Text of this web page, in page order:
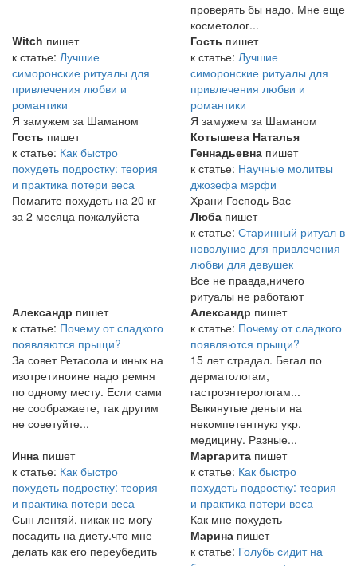
проверять бы надо. Мне еще
косметолог...
Witch пишет
к статье: Лучшие
симоронские ритуалы для
привлечения любви и
романтики
Я замужем за Шаманом
Гость пишет
к статье: Лучшие
симоронские ритуалы для
привлечения любви и
романтики
Я замужем за Шаманом
Гость пишет
к статье: Как быстро
похудеть подростку: теория
и практика потери веса
Помагите похудеть на 20 кг
за 2 месяца пожалуйста
Котышева Наталья
Геннадьевна пишет
к статье: Научные молитвы
джозефа мэрфи
Храни Господь Вас
Люба пишет
к статье: Старинный ритуал в
новолуние для привлечения
любви для девушек
Все не правда,ничего
ритуалы не работают
Александр пишет
к статье: Почему от сладкого
появляются прыщи?
За совет Ретасола и иных на
изотретиноине надо ремня
по одному месту. Если сами
не соображаете, так другим
не советуйте...
Александр пишет
к статье: Почему от сладкого
появляются прыщи?
15 лет страдал. Бегал по
дерматологам,
гастроэнтерологам...
Выкинутые деньги на
некомпетентную укр.
медицину. Разные...
Инна пишет
к статье: Как быстро
похудеть подростку: теория
и практика потери веса
Сын лентяй, никак не могу
посадить на диету.что мне
делать как его переубедить
Маргарита пишет
к статье: Как быстро
похудеть подростку: теория
и практика потери веса
Как мне похудеть
Марина пишет
к статье: Голубь сидит на